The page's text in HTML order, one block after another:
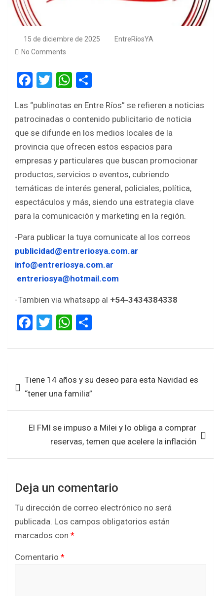
15 de diciembre de 2025
EntreRíosYA
No Comments
F
ce
b
o
o
k
T
tt
er
W
at
s
A
p
p
ar
e
Las “publinotas en Entre Ríos” se refieren a noticias
patrocinadas o contenido publicitario de noticia
que se difunde en los medios locales de la
provincia que ofrecen estos espacios para
empresas y particulares que buscan promocionar
productos, servicios o eventos, cubriendo
temáticas de interés general, policiales, política,
espectáculos y más, siendo una estrategia clave
para la comunicación y marketing en la región.
-Para publicar la tuya comunicate al los correos
publicidad@entreriosya.com.ar
info@entreriosya.com.ar
entreriosya@hotmail.com
-Tambien via whatsapp al +54-3434384338
F
ce
o
o
k
T
tt
W
at
A
p
p
ar
de Tiene 14 años y su deseo para esta Navidad es
“tener una familia”
El FMI se impuso a Milei y lo obliga a comprar
reservas, temen que acelere la inflación
Deja un comentario
Tu dirección de correo electrónico no será
publicada. Los campos obligatorios están
marcados con *
Comentario *